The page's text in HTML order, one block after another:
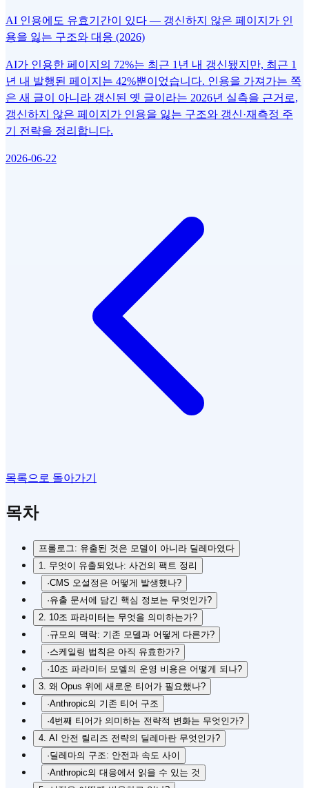
AI 인용에도 유효기간이 있다 — 갱신하지 않은 페이지가 인
용을 잃는 구조와 대응 (2026)
AI가 인용한 페이지의 72%는 최근 1년 내 갱신됐지만, 최근 1
년 내 발행된 페이지는 42%뿐이었습니다. 인용을 가져가는 쪽
은 새 글이 아니라 갱신된 옛 글이라는 2026년 실측을 근거로,
갱신하지 않은 페이지가 인용을 잃는 구조와 갱신·재측정 주
기 전략을 정리합니다.
2026-06-22
목록으로 돌아가기
목차
프롤로그: 유출된 것은 모델이 아니라 딜레마였다
1. 무엇이 유출되었나: 사건의 팩트 정리
·CMS 오설정은 어떻게 발생했나?
·유출 문서에 담긴 핵심 정보는 무엇인가?
2. 10조 파라미터는 무엇을 의미하는가?
·규모의 맥락: 기존 모델과 어떻게 다른가?
·스케일링 법칙은 아직 유효한가?
·10조 파라미터 모델의 운영 비용은 어떻게 되나?
3. 왜 Opus 위에 새로운 티어가 필요했나?
·Anthropic의 기존 티어 구조
·4번째 티어가 의미하는 전략적 변화는 무엇인가?
4. AI 안전 릴리즈 전략의 딜레마란 무엇인가?
·딜레마의 구조: 안전과 속도 사이
·Anthropic의 대응에서 읽을 수 있는 것